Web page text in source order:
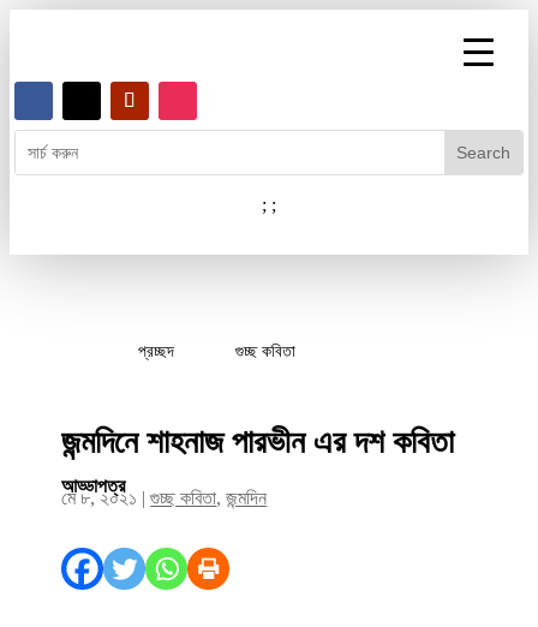
; ;
প্রচ্ছদ গুচ্ছ কবিতা
জন্মদিনে শাহনাজ পারভীন এর দশ কবিতা
আড্ডাপত্র
মে ৮, ২০২১ |গুচ্ছ কবিতা,জন্মদিন